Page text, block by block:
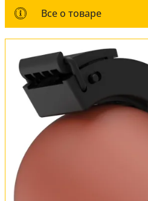
Все о товаре
Все о товаре
Комплект лампочек
Вся коллекция
Оплата и доставка